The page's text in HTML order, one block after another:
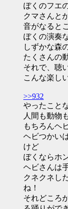
ぼくのフエ
クマさんと
音がなると
ぼくの演奏
しずかな森
たくさんの
それで、聴
こんな楽し
>>932
やったこと
人間も動物
もちろんヘ
ヘビつかい
けど
ぼくならホ
ヘビさんは
クネクネし
ね！
それどころ